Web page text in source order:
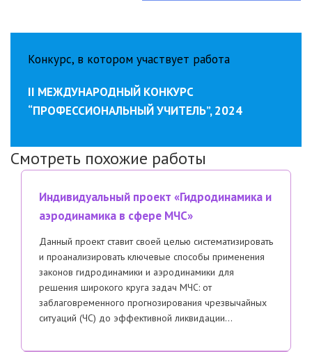
Конкурс, в котором участвует работа
II МЕЖДУНАРОДНЫЙ КОНКУРС
“ПРОФЕССИОНАЛЬНЫЙ УЧИТЕЛЬ”, 2024
Смотреть похожие работы
Индивидуальный проект «Гидродинамика и
аэродинамика в сфере МЧС»
Данный проект ставит своей целью систематизировать
и проанализировать ключевые способы применения
законов гидродинамики и аэродинамики для
решения широкого круга задач МЧС: от
заблаговременного прогнозирования чрезвычайных
ситуаций (ЧС) до эффективной ликвидации…